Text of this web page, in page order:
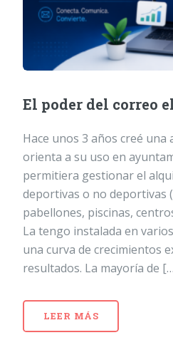
El poder del correo
Hace unos 3 años creé una
orienta a su uso en
permitiera gestionar el
deportivas o no deportivas
pabellones, piscinas,
La tengo instalada en
una curva de crecimientos
resultados. La mayoría de
LEER MÁS